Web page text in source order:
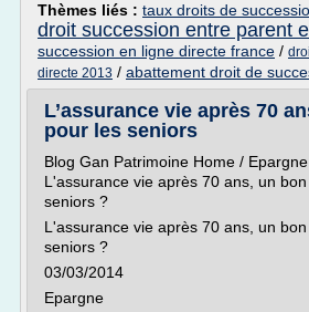
Thèmes liés : taux droits de
droit succession entre parent
succession en ligne directe france /
directe 2013 / abattement droit de
L’assurance vie après 70
pour les seniors
Blog Gan Patrimoine Home /
L'assurance vie après 70 ans, un
seniors ?
L'assurance vie après 70 ans, un
seniors ?
03/03/2014
Epargne